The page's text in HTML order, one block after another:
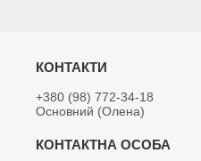
+380 (98) 772-34-18
Основний (Олена)